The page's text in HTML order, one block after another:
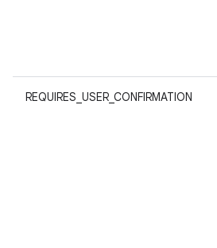
REQUIRES_USER_CONFIRMATION